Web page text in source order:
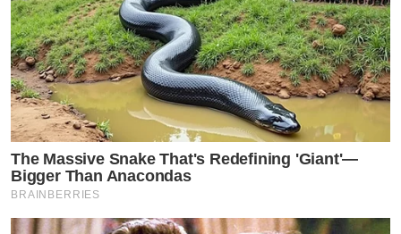
The Massive Snake That's Redefining 'Giant'—
Bigger Than Anacondas
BRAINBERRIES